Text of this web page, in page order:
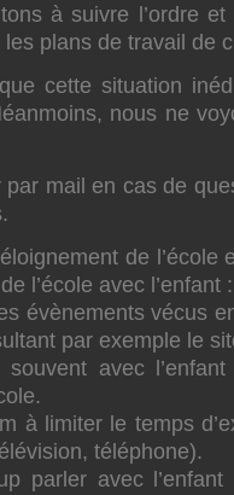
à suivre l’ordre
plans de travail de
cette situation
nous ne
par mail en cas de
de l’école
l’école avec l’enfant :
évènements vécus
par exemple le
souvent avec
à limiter le temps
téléphone).
parler avec